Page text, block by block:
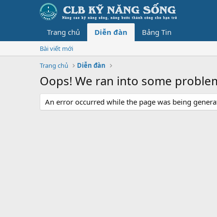
Trang chủ Diễn đàn Bảng Tin
Bài viết mới
Trang chủ
Diễn đàn
Oops! We ran into some
An error occurred while the page was being